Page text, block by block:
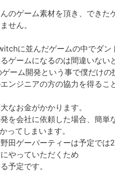
のゲーム素材を頂き、できた
せん。
に並んだゲームの中でダン
ゲームになるのは間違いない
ーム開発という事で僕だけの
ンジニアの方の協力を得るこ
なお金がかかります。
を会社に依頼した場合、簡
ってしまいます。
田ゲーパーティーは予定では
やっていただくため
予定です。